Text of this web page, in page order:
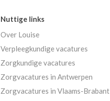
Nuttige links
Over Louise
Verpleegkundige vacatures
Zorgkundige vacatures
Zorgvacatures in Antwerpen
Zorgvacatures in Vlaams-Brabant